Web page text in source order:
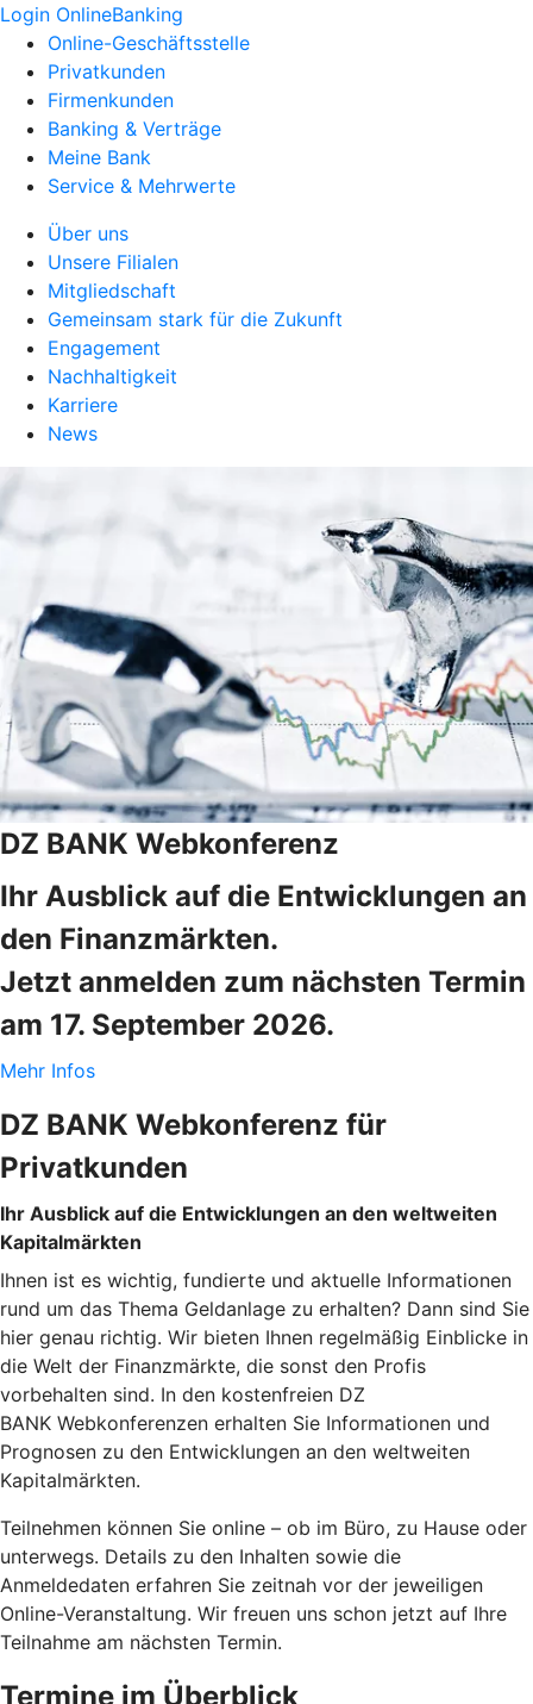
Login OnlineBanking
Online-Geschäftsstelle
Privatkunden
Firmenkunden
Banking & Verträge
Meine Bank
Service & Mehrwerte
Über uns
Unsere Filialen
Mitgliedschaft
Gemeinsam stark für die Zukunft
Engagement
Nachhaltigkeit
Karriere
News
DZ BANK Webkonferenz
Ihr Ausblick auf die Entwicklungen an
den Finanzmärkten.
Jetzt anmelden zum nächsten Termin
am 17. September 2026.
Mehr Infos
DZ BANK Webkonferenz für
Privatkunden
Ihr Ausblick auf die Entwicklungen an den weltweiten
Kapitalmärkten
Ihnen ist es wichtig, fundierte und aktuelle Informationen
rund um das Thema Geldanlage zu erhalten? Dann sind Sie
hier genau richtig. Wir bieten Ihnen regelmäßig Einblicke in
die Welt der Finanzmärkte, die sonst den Profis
vorbehalten sind. In den kostenfreien DZ
BANK Webkonferenzen erhalten Sie Informationen und
Prognosen zu den Entwicklungen an den weltweiten
Kapitalmärkten.
Teilnehmen können Sie online – ob im Büro, zu Hause oder
unterwegs. Details zu den Inhalten sowie die
Anmeldedaten erfahren Sie zeitnah vor der jeweiligen
Online-Veranstaltung. Wir freuen uns schon jetzt auf Ihre
Teilnahme am nächsten Termin.
Termine im Überblick